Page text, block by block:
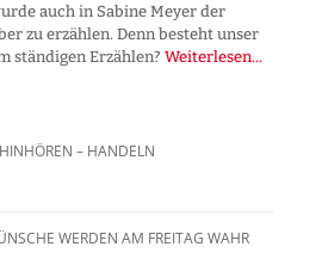
auch in Sabine Meyer der
zu erzählen. Denn besteht unser
ständigen Erzählen? Weiterlesen...
– HANDELN
WERDEN AM FREITAG WAHR